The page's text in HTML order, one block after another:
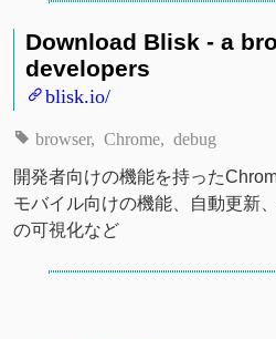
Download Blisk - a
developers
blisk.io/
browser Chrome debug
開発者向けの機能を持った
モバイル向けの機能、自動更新
の可視化など